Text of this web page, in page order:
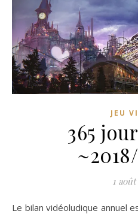
JEU
365
1
Le bilan vidéoludique annuel est là, et autant vous dire qu'il